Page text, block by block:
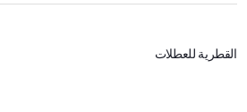
القطرية للعطلات